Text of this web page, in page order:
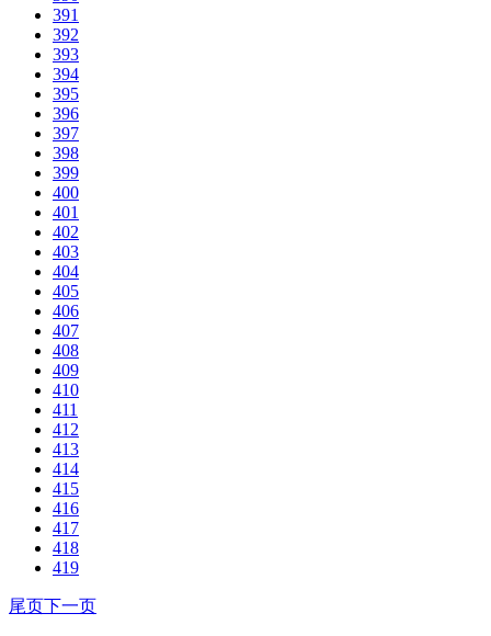
391
392
393
394
395
396
397
398
399
400
401
402
403
404
405
406
407
408
409
410
411
412
413
414
415
416
417
418
419
尾页下一页